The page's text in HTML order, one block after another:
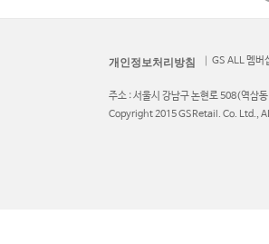
개인정보처리방침 GS ALL 멤버
주소 : 서울시 강남구 논현로 508(역삼
Copyright 2015 GSRetail. Co. Ltd.,